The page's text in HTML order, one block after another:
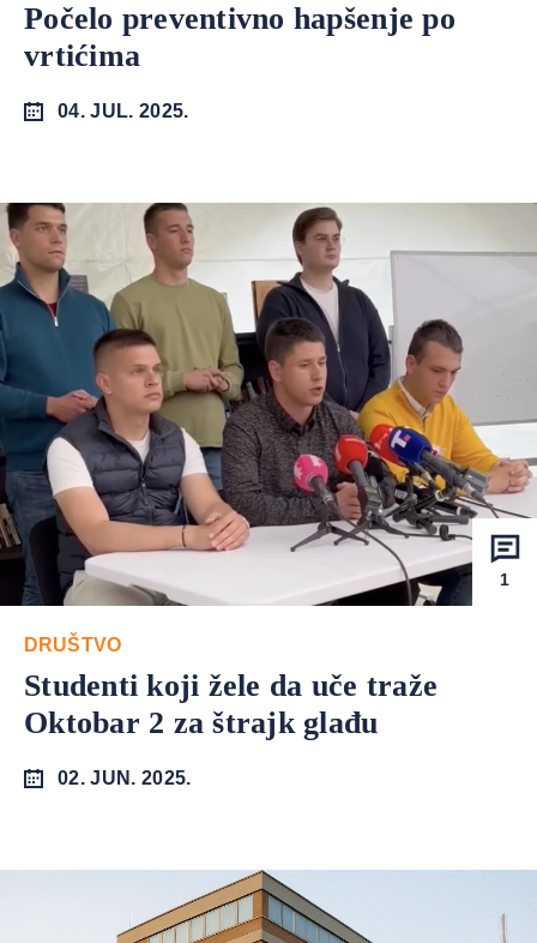
Počelo preventivno hapšenje po
vrtićima
04. JUL. 2025.
1
DRUŠTVO
Studenti koji žele da uče traže
Oktobar 2 za štrajk glađu
02. JUN. 2025.